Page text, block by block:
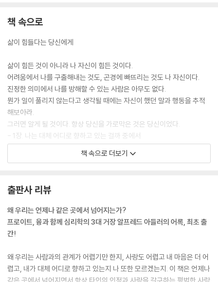
책 속으로
삶이 힘들다는 당신에게
삶이 힘든 것이 아니라 나 자신이 힘든 것이다.
어려움에서 나를 구출해내는 것도, 곤경에 빠뜨리는 것도 나 자신이다.
진정한 의미에서 나를 방해할 수 있는 사람은 아무도 없다.
뭔가 일이 풀리지 않는다고 생각될 때에는 자신이 했던 말과 행동을 추적
해보아라.
그러면 알게 될 것이다. 항상 당신을 가로막은 것은 당신이었다.
- 1장. 나는 대체 어디로 향하고 있는 걸까 중에서
그 사람은 자신이 우월하다는 것을 보여주려고 기를 쓰고 있다는 사실이
다.
이를 기억하고 그 사람을 대하라.
“당신이 우월하다.”고 인정해부면 의외로 관계의 문제가 빨리 풀릴 것이
- 2장. 나보다 잘났거나 못났거나 하는 것들에 대하여 중에서
행동을 믿는다
책 속으로 더보기
출판사 리뷰
왜 우리는 언제나 같은 곳에서 넘어지는가?
프로이트, 융과 함께 심리학의 3대 거장 알프레드 아들러의 어록, 최초 출
간!
왜 우리는 사람과의 관계가 어렵기만 한지, 사랑도 어렵고 내 마음은 더 어
렵고, 내가 대체 어디로 향하고 있는지 나 또한 모르겠는지. 이 책은 언제나